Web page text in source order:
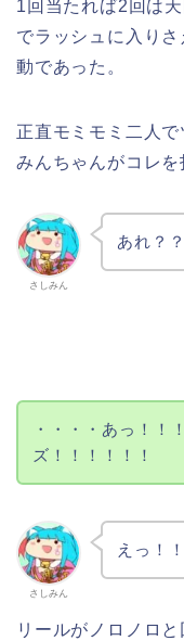
1回当たれば2回は
でラッシュに入り
動であった。
正直モミモミ二人
みんちゃんがコレを
さしみん
あれ？？
・・・・あっ！！
ズ！！！！！！
さしみん
えっ！
リールがノロノロ